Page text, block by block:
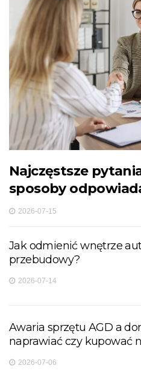
Najczęstsze
sposoby
2026-07-15
Jak odmienić wnętrze
przebudowy?
2026-07-14
Awaria sprzętu AGD a
naprawiać czy kupować
2026-07-06